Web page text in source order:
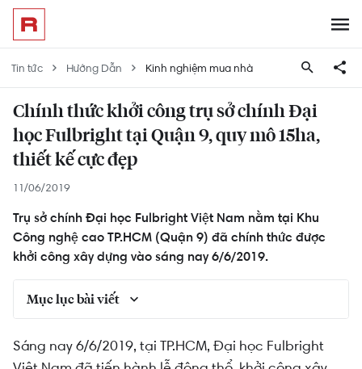
Tin tức Hướng Dẫn Kinh nghiệm mua nhà
Chính thức khởi công trụ sở chính Đại
học Fulbright tại Quận 9, quy mô 15ha,
thiết kế cực đẹp
11/06/2019
Trụ sở chính Đại học Fulbright Việt Nam nằm tại Khu
Công nghệ cao TP.HCM (Quận 9) đã chính thức được
khởi công xây dựng vào sáng nay 6/6/2019.
Mục lục bài viết
có gì nổi bật?
Sáng nay 6/6/2019, tại TP.HCM, Đại học Fulbright